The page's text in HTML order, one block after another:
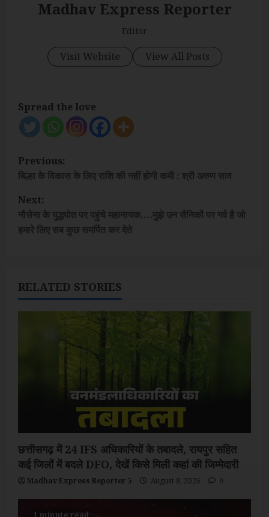
Madhav Express Reporter
Editor
Visit Website View All Posts
Spread the love
P
o
s
t
a
v
i
o
n
Previous:
बिल्हा के विकास के लिए राशि की नहीं होगी कमी : श्री अरुण साव
Next:
नौसेना के युद्धपोत पर पहुंचे महानायक….मुझे उन सैनिकों पर गर्व है जो
हमारे लिए सब कुछ समर्पित कर देते
RELATED STORIES
छत्तीसगढ़ में 24 IFS अधिकारियों के तबादले, रायपुर सहित
कई जिलों में बदले DFO, देखें किसे मिली कहां की जिम्मेदारी
Madhav Express Reporter 5 August 8, 2026 0